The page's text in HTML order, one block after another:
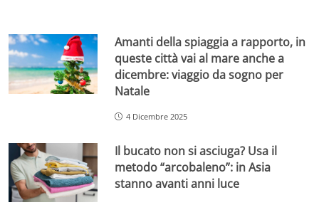
Amanti della spiaggia a rapporto, in
queste città vai al mare anche a
dicembre: viaggio da sogno per
Natale
4 Dicembre 2025
Il bucato non si asciuga? Usa il
metodo “arcobaleno”: in Asia
stanno avanti anni luce